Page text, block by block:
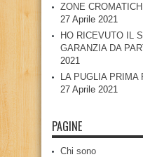
ZONE
27 Aprile 2021
HO RICEVUTO IL
GARANZIA DA
2021
LA PUGLIA
27 Aprile 2021
PAGINE
Chi sono